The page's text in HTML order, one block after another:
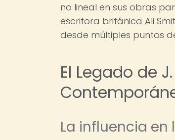
no lineal en sus obras
escritora británica Ali
desde múltiples puntos
El Legado de
La influencia